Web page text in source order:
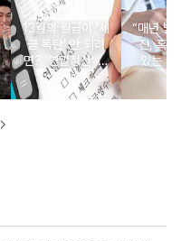
13월의 월급이 '세
금 폭탄' 안 되려
면? '연말정산' 핵
심 꿀팁 A to Z
“매년 받
진, 혹시
있는 건
요?”